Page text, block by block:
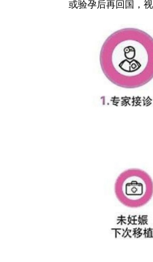
或验孕后再回国，